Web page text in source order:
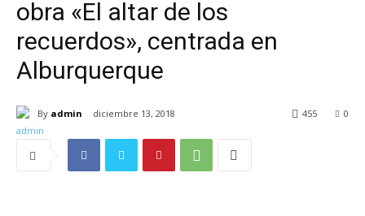
obra «El altar de los
recuerdos», centrada en
Alburquerque
By admin diciembre 13, 2018 0
455